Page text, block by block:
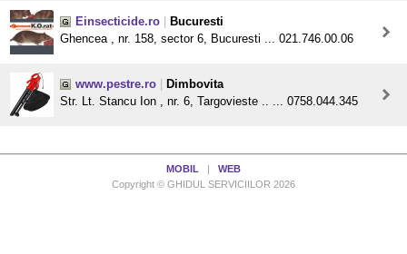
Einsecticide.ro
Bucuresti
Ghencea , nr. 158, sector 6, Bucuresti ... 021.746.00.06
www.pestre.ro
Dimbovita
Str. Lt. Stancu Ion , nr. 6, Targovieste .. ... 0758.044.345
MOBIL
WEB
Copyright © GHIDUL SERVICIILOR 2026